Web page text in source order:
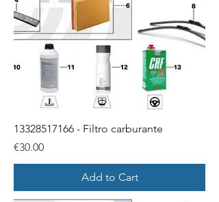
13328517166 - Filtro carburante
Price
€30.00
Add to Cart